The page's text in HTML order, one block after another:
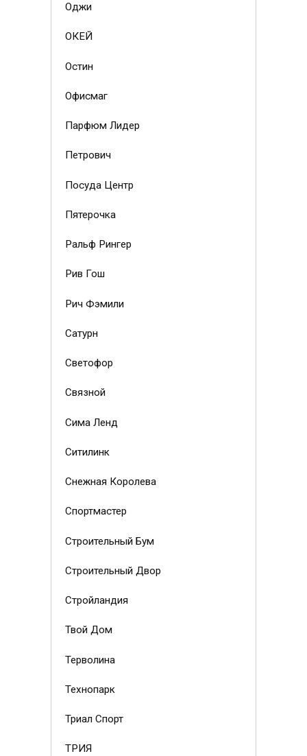
Оджи
ОКЕЙ
Остин
Офисмаг
Парфюм Лидер
Петрович
Посуда Центр
Пятерочка
Ральф Рингер
Рив Гош
Рич Фэмили
Сатурн
Светофор
Связной
Сима Ленд
Ситилинк
Снежная Королева
Спортмастер
Строительный Бум
Строительный Двор
Стройландия
Твой Дом
Терволина
Технопарк
Триал Спорт
ТРИЯ